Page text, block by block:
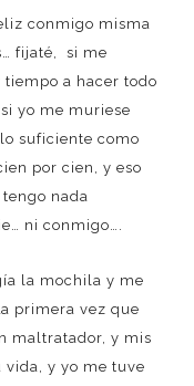
conmigo misma
fijaté, si me
a hacer todo
yo me muriese
suficiente como
por cien, y eso
nada
ni conmigo….
la mochila y me
primera vez que
maltratador, y mis
vida, y yo me tuve